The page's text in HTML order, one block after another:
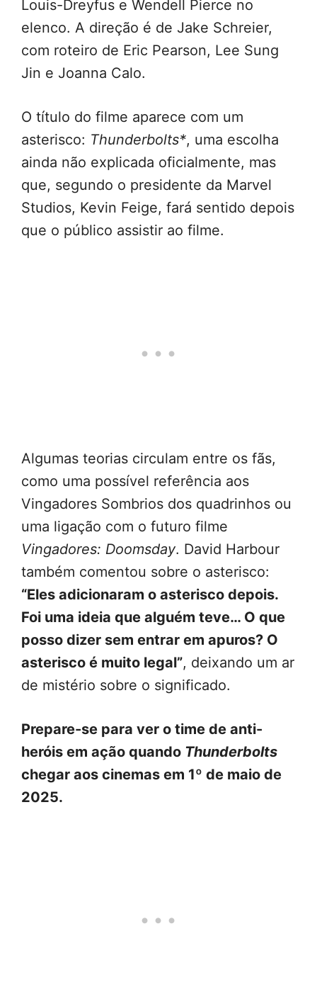
Louis-Dreyfus e Wendell Pierce no
elenco. A direção é de Jake Schreier,
com roteiro de Eric Pearson, Lee Sung
Jin e Joanna Calo.
O título do filme aparece com um
asterisco: Thunderbolts*, uma escolha
ainda não explicada oficialmente, mas
que, segundo o presidente da Marvel
Studios, Kevin Feige, fará sentido depois
que o público assistir ao filme.
Algumas teorias circulam entre os fãs,
como uma possível referência aos
Vingadores Sombrios dos quadrinhos ou
uma ligação com o futuro filme
Vingadores: Doomsday. David Harbour
também comentou sobre o asterisco:
“Eles adicionaram o asterisco depois.
Foi uma ideia que alguém teve… O que
posso dizer sem entrar em apuros? O
asterisco é muito legal”, deixando um ar
de mistério sobre o significado.
Prepare-se para ver o time de anti-
heróis em ação quando Thunderbolts
chegar aos cinemas em 1º de maio de
2025.